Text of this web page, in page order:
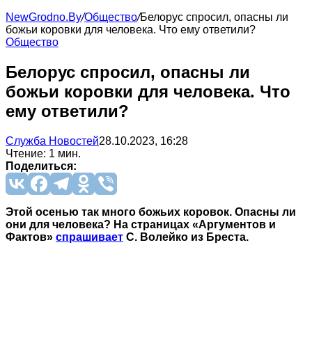
NewGrodno.By/Общество/Белорус спросил, опасны ли
божьи коровки для человека. Что ему ответили?
Общество
Белорус спросил, опасны ли
божьи коровки для человека. Что
ему ответили?
Служба Новостей28.10.2023, 16:28
Чтение: 1 мин.
Поделиться:
Этой осенью так много божьих коровок. Опасны ли
они для человека? На страницах «Аргументов и
Фактов» спрашивает С. Волейко из Бреста.